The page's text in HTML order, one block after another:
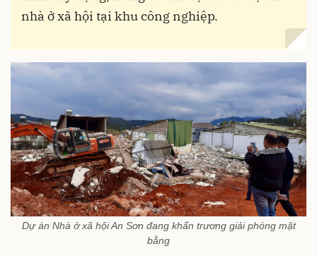
nhà ở xã hội tại khu công nghiệp.
Dự án Nhà ở xã hội An Sơn đang khẩn trương giải phóng mặt
bằng